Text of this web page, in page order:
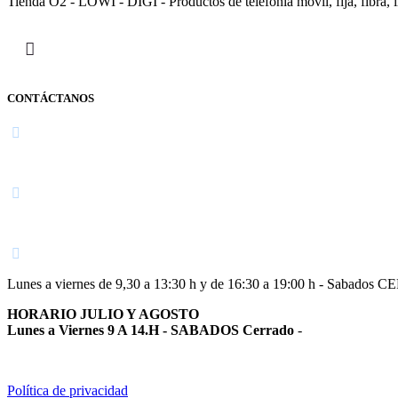
CONTÁCTANOS
Lunes a viernes de 9,30 a 13:30 h y de 16:30 a 19:00 h - Sabados
HORARIO JULIO Y AGOSTO
Lunes a Viernes 9 A 14.H - SABADOS Cerrado -
Política de privacidad